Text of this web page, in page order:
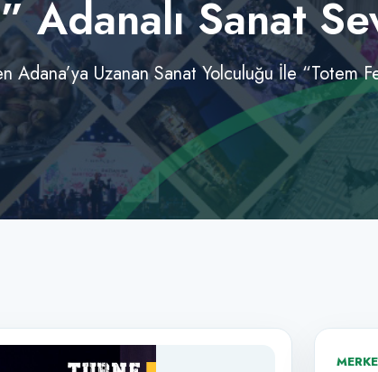
Adanalı Sanat
Adana’ya Uzanan Sanat Yolculuğu İle “Totem